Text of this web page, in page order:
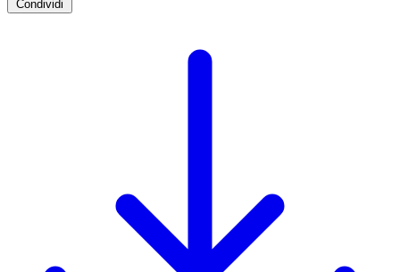
Condividi